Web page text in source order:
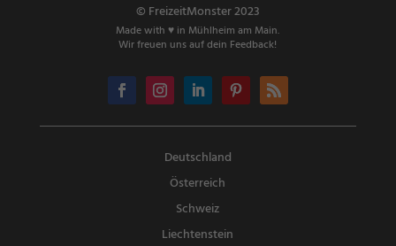
© FreizeitMonster 2023
Made with ♥ in Mühlheim am Main.
Wir freuen uns auf dein Feedback!
Deutschland
Österreich
Schweiz
Liechtenstein